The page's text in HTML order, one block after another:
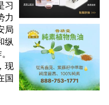
习
力
局
纵
现
国